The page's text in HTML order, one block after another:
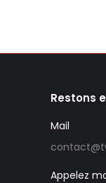
Restons
Mail
Appelez